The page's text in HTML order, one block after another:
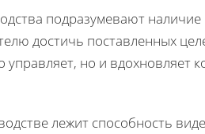
подразумевают
достичь поставленных
но и вдохновляет
лежит способность